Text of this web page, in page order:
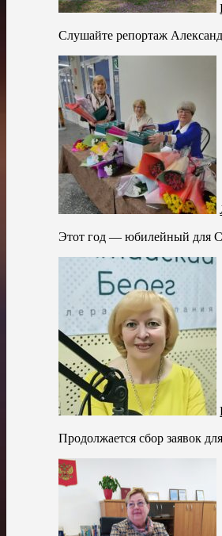
Слушайте репортаж
Этот год — юбилейный для
Продолжается сбор заявок